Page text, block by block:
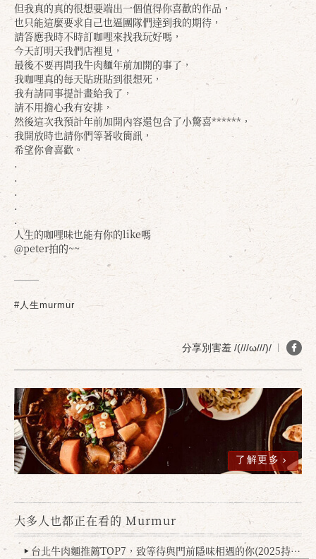
但我真的真的很想要端出一個值得你喜歡的作品，
也只能這麼要求自己也逼團隊們達到我的期待，
請答應我時不時訂咖哩來找我玩好嗎，
今天訂明天我們店裡見，
最後不要再問我牛肉麵年前加開的事了，
我咖哩真的每天貼班貼到很想死，
我有請同事提計畫給我了，
請不用擔心我有安排，
然後這次我預計年前加開內容還包含了小驚喜******，
我開放時也請你們等著收簡訊，
希望你會喜歡。
.
.
.
.
.
人生的咖哩味也能有你的like嗎
@peter拍的~~
#人生murmur
分享別害羞 /(///ω///)/
了解更多
大多人也都正在看的 Murmur
▶ 台北牛肉麵推薦TOP7，致等待與門前隱味相遇的你(2025持續更新